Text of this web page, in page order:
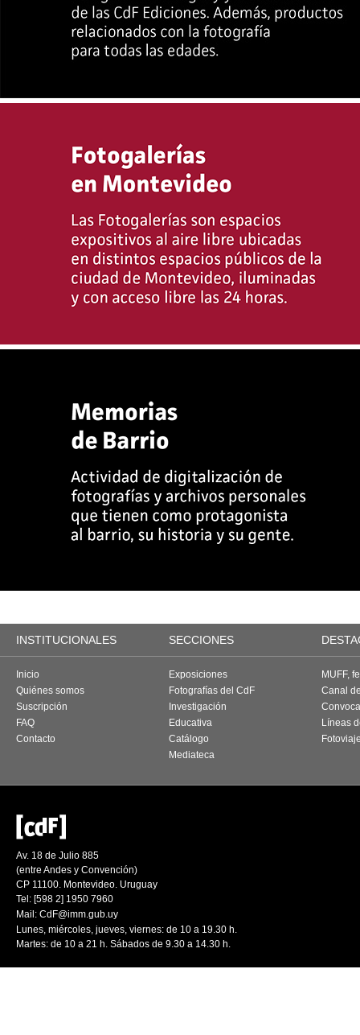
INSTITUCIONALES SECCIONES
Inicio
Quiénes somos
Suscripción
FAQ
Contacto
Exposiciones
Fotografías del CdF
Investigación
Educativa
Catálogo
Mediateca
MUFF,
Canal
Líneas
Av. 18 de Julio 885
(entre Andes y Convención)
CP 11100. Montevideo. Uruguay
Tel: [598 2] 1950 7960
Mail: CdF@imm.gub.uy
Lunes, miércoles, jueves, viernes: de 10 a 19.30 h.
Martes: de 10 a 21 h. Sábados de 9.30 a 14.30 h.